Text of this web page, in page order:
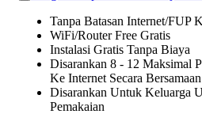
Tanpa Batasan Internet/FUP
WiFi/Router Free Gratis
Instalasi Gratis Tanpa Biaya
Disarankan 8 - 12 Maksimal
Ke Internet Secara Bersamaan
Disarankan Untuk Keluarga
Pemakaian